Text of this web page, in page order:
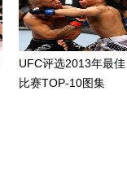
UFC评选2013年最佳
比赛TOP-10图集